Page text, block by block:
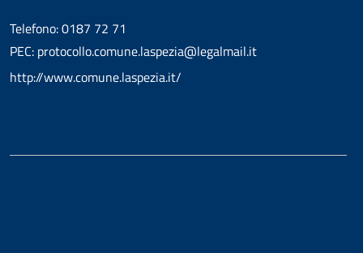
Telefono: 0187 72 71
PEC: protocollo.comune.laspezia@legalmail.it
http://www.comune.laspezia.it/